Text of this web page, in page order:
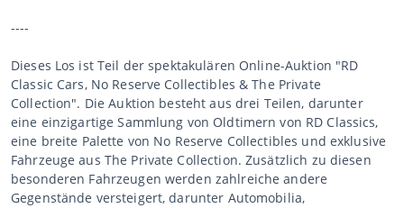
----
Dieses Los ist Teil der spektakulären Online-Auktion "RD
Classic Cars, No Reserve Collectibles & The Private
Collection". Die Auktion besteht aus drei Teilen, darunter
eine einzigartige Sammlung von Oldtimern von RD Classics,
eine breite Palette von No Reserve Collectibles und exklusive
Fahrzeuge aus The Private Collection. Zusätzlich zu diesen
besonderen Fahrzeugen werden zahlreiche andere
Gegenstände versteigert, darunter Automobilia,